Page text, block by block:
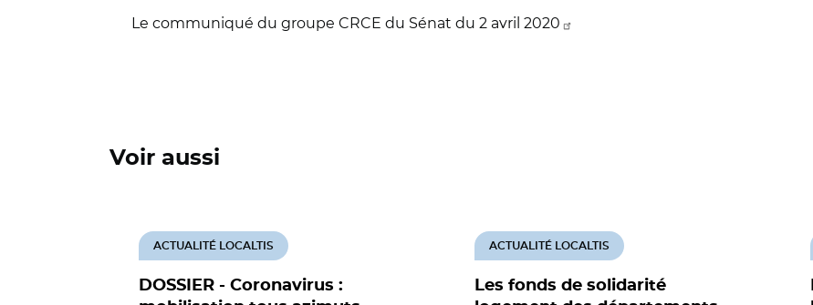
Le communiqué du groupe CRCE du Sénat du 2 avril 2020
Voir aussi
DOSSIER - Coronavirus :
ACTUALITÉ LOCALTIS
Les fonds de solidarité
ACTUALITÉ LOCALTIS